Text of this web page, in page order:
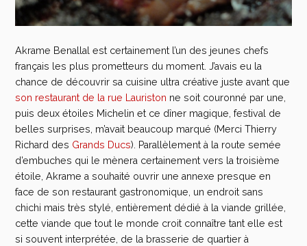
Akrame Benallal est certainement l’un des jeunes chefs
français les plus prometteurs du moment. J’avais eu la
chance de découvrir sa cuisine ultra créative juste avant que
son restaurant de la rue Lauriston ne soit couronné par une,
puis deux étoiles Michelin et ce dîner magique, festival de
belles surprises, m’avait beaucoup marqué (Merci Thierry
Richard des Grands Ducs). Parallèlement à la route semée
d’embuches qui le mènera certainement vers la troisième
étoile, Akrame a souhaité ouvrir une annexe presque en
face de son restaurant gastronomique, un endroit sans
chichi mais très stylé, entièrement dédié à la viande grillée,
cette viande que tout le monde croit connaître tant elle est
si souvent interprétée, de la brasserie de quartier à